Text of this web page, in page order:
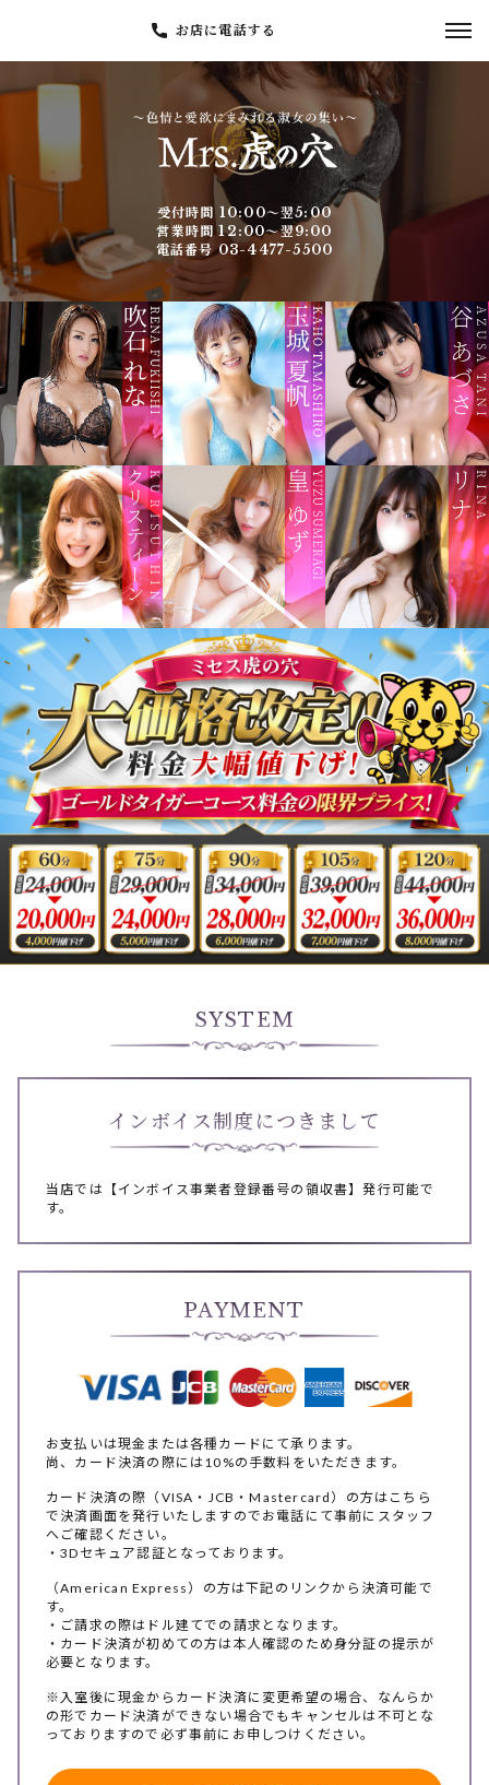
お店に電話する
受付時間 10:00～翌5:00
営業時間 12:00～翌9:00
電話番号 03-4477-5500
SYSTEM
インボイス制度につきまして
当店では【インボイス事業者登録番号の領収書】発行可能で
す。
PAYMENT
お支払いは現金または各種カードにて承ります。
尚、カード決済の際には10%の手数料をいただきます。
カード決済の際（VISA・JCB・Mastercard）の方はこちら
で決済画面を発行いたしますのでお電話にて事前にスタッフ
へご確認ください。
・3Dセキュア認証となっております。
（American Express）の方は下記のリンクから決済可能で
す。
・ご請求の際はドル建てでの請求となります。
・カード決済が初めての方は本人確認のため身分証の提示が
必要となります。
※入室後に現金からカード決済に変更希望の場合、なんらか
の形でカード決済ができない場合でもキャンセルは不可とな
っておりますので必ず事前にお申しつけください。